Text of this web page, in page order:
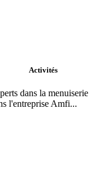
Activités
dans la menuiserie
l'entreprise Amfi...